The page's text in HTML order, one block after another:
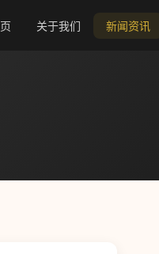
关于我们 新闻资讯